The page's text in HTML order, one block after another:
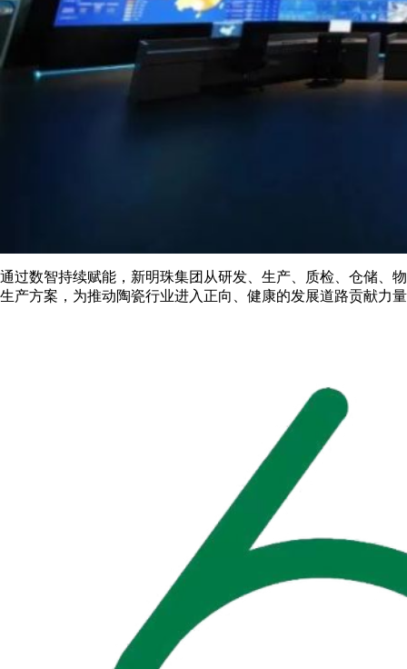
通过数智持续赋能，新明珠集团从研发、生产、质检、仓储、
生产方案，为推动陶瓷行业进入正向、健康的发展道路贡献力